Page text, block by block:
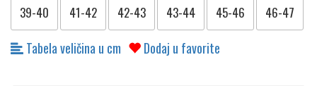
39-40 41-42 42-43 43-44 45-46 46-47
Tabela veličina u cm Dodaj u favorite